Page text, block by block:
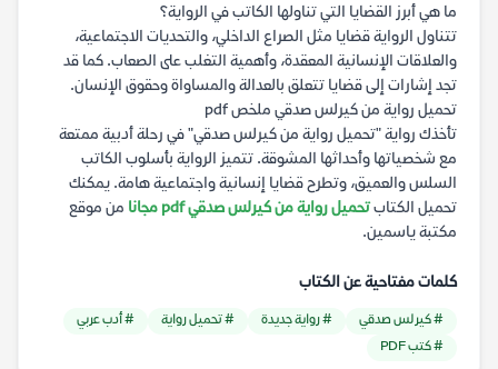
ما هي أبرز القضايا التي تناولها الكاتب في الرواية؟
تتناول الرواية قضايا مثل الصراع الداخلي، والتحديات الاجتماعية،
والعلاقات الإنسانية المعقدة، وأهمية التغلب على الصعاب. كما قد
تجد إشارات إلى قضايا تتعلق بالعدالة والمساواة وحقوق الإنسان.
تحميل رواية من كيرلس صدقي ملخص pdf
تأخذك رواية "تحميل رواية من كيرلس صدقي" في رحلة أدبية ممتعة
مع شخصياتها وأحداثها المشوقة. تتميز الرواية بأسلوب الكاتب
السلس والعميق، وتطرح قضايا إنسانية واجتماعية هامة. يمكنك
تحميل الكتابتحميل رواية من كيرلس صدقي pdf مجانا
من موقع
مكتبة ياسمين.
كلمات مفتاحية عن الكتاب
# كيرلس صدقي # رواية جديدة # تحميل رواية
# أدب عربي
# كتب PDF